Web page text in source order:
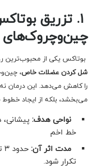
۱. تزریق
چین‌وچروک‌های
بوتاکس یکی از
شل کردن عضلات خاص،
را کاهش می‌دهد. این درمان
می‌بخشد، بلکه از ایجاد
نواحی هدف:
خط اخم
مدت اثر آن:
تکرار شود.